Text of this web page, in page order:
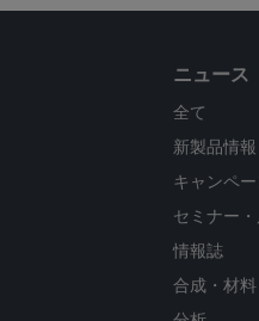
ニュース
全て
新製品情報
キャンペー
セミナー
情報誌
合成・材料